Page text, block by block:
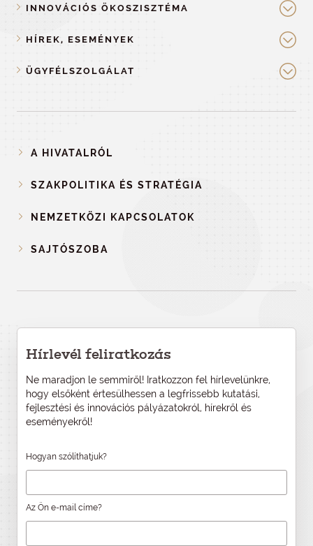
INNOVÁCIÓS ÖKOSZISZTÉMA
HÍREK, ESEMÉNYEK
ÜGYFÉLSZOLGÁLAT
A HIVATALRÓL
SZAKPOLITIKA ÉS STRATÉGIA
NEMZETKÖZI KAPCSOLATOK
SAJTÓSZOBA
Hírlevél feliratkozás
Ne maradjon le semmiről! Iratkozzon fel hírlevelünkre,
hogy elsőként értesülhessen a legfrissebb kutatási,
fejlesztési és innovációs pályázatokról, hírekről és
eseményekről!
Hogyan szólíthatjuk?
Az Ön e-mail címe?